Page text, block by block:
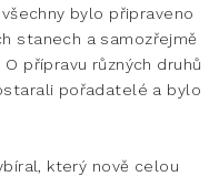
bylo připraveno
stanech a samozřejmě
přípravu různých druhů
pořadatelé a bylo
který nově celou